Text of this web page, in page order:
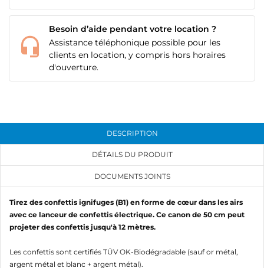
Besoin d’aide pendant votre location ?
Assistance téléphonique possible pour les
clients en location, y compris hors horaires
d'ouverture.
DESCRIPTION
DÉTAILS DU PRODUIT
DOCUMENTS JOINTS
Tirez des confettis ignifuges (B1) en forme de cœur dans les airs
avec ce lanceur de confettis électrique. Ce canon de 50 cm peut
projeter des confettis jusqu'à 12 mètres.
Les confettis sont certifiés TÜV OK-Biodégradable (sauf or métal,
argent métal et blanc + argent métal).